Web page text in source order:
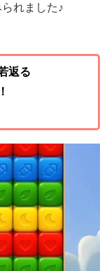
れました♪
返る